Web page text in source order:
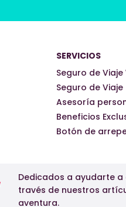
SERVICIOS
Seguro de
Seguro de Viaje
Asesoría
Beneficios
Botón de
Dedicados a ayudarte
través de nuestros
aventura.